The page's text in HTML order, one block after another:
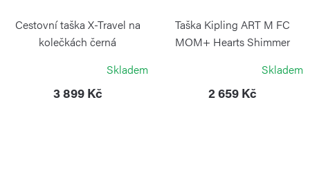
Cestovní taška X-Travel na
kolečkách černá
Skladem
3 899 Kč
Taška Kipling ART M FC
MOM+ Hearts Shimmer
Skladem
2 659 Kč